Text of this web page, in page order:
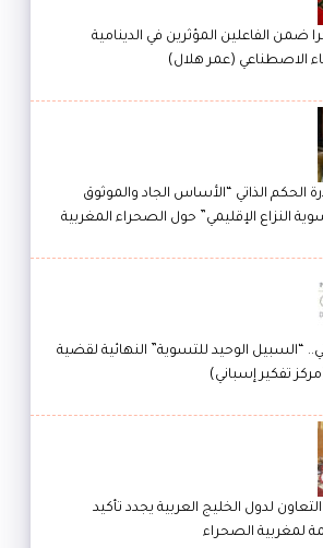
ضمن الفاعلين المؤثرين في الدينامية
الاصطناعي (عمر هلال)
الحكم الذاتي “الأساس الجاد والموثوق
النزاع الإقليمي” حول الصحراء المغربية
“السبيل الوحيد للتسوية” النهائية لقضية
تفكير إسباني)
مجلس التعاون لدول الخليج العربية يجدد تأكيد
لمغربية الصحراء